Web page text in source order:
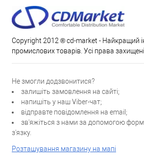
Copyright 2012 ® cd-market - Найкращий
промислових товарів. Усі права захищені.
Не змогли додзвонитися?
залишіть замовлення на сайті;
напишіть у наш Viber-чат;
відправте повідомлення на email;
зв'яжіться з нами за допомогою
з'язку.
Розташування магазину на мапі